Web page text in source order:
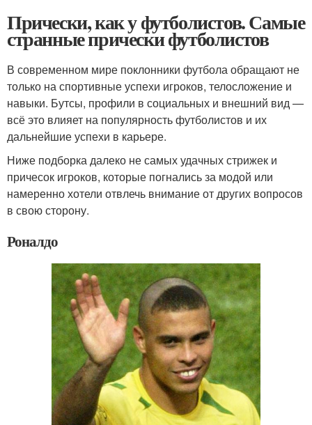
Прически, как у футболистов. Самые
странные прически футболистов
В современном мире поклонники футбола обращают не
только на спортивные успехи игроков, телосложение и
навыки. Бутсы, профили в социальных и внешний вид —
всё это влияет на популярность футболистов и их
дальнейшие успехи в карьере.
Ниже подборка далеко не самых удачных стрижек и
причесок игроков, которые погнались за модой или
намеренно хотели отвлечь внимание от других вопросов
в свою сторону.
Роналдо